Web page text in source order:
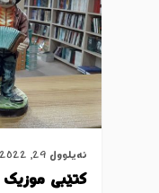
ئەیلوول 29, 2022
کتێبی